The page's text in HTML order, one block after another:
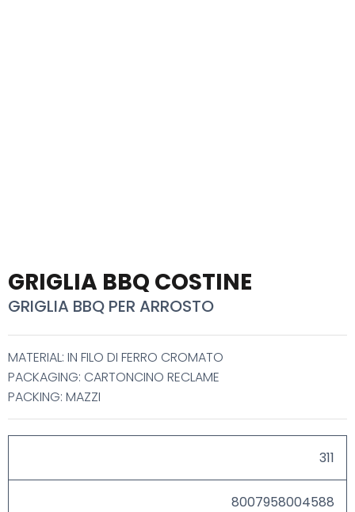
GRIGLIA BBQ COSTINE
GRIGLIA BBQ PER ARROSTO
MATERIAL: IN FILO DI FERRO CROMATO
PACKAGING: CARTONCINO RECLAME
PACKING: MAZZI
311
8007958004588